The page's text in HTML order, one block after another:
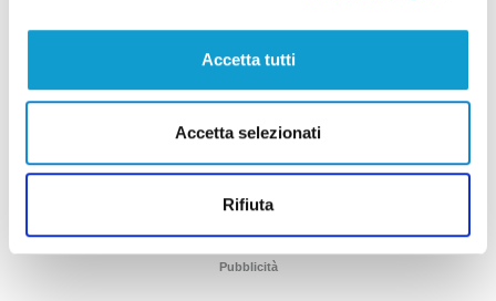
Accetta tutti
Accetta selezionati
Rifiuta
Pubblicità